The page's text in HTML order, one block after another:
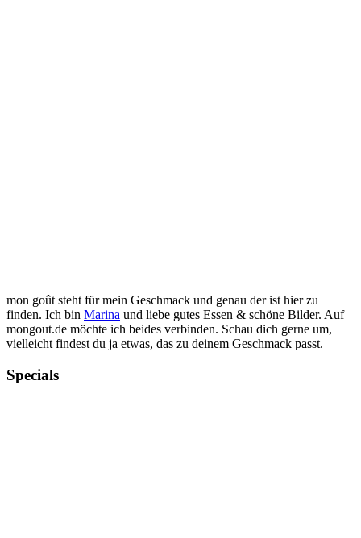
mon goût steht für mein Geschmack und genau der ist hier zu
finden. Ich bin Marina und liebe gutes Essen & schöne Bilder. Auf
mongout.de möchte ich beides verbinden. Schau dich gerne um,
vielleicht findest du ja etwas, das zu deinem Geschmack passt.
Specials